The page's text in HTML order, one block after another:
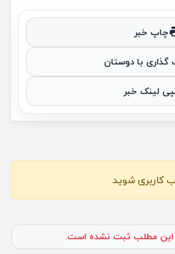
چاپ خبر
گذاری با دوستان
لینک خبر
کاربری شوید
این مطلب ثبت نشده است.